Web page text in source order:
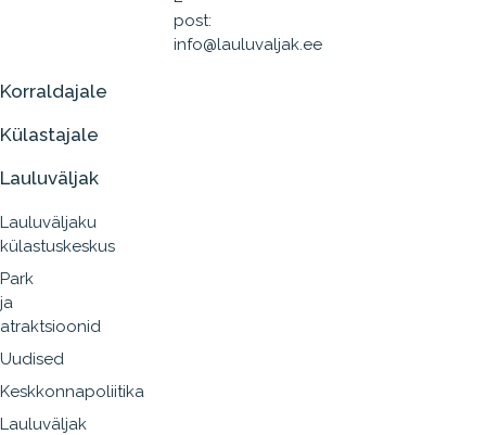
post:
info@lauluvaljak.ee
Korraldajale
Külastajale
Lauluväljak
Lauluväljaku
külastuskeskus
Park
ja
atraktsioonid
Uudised
Keskkonnapoliitika
Lauluväljak